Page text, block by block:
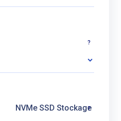
?
NVMe SSD Stockage
?